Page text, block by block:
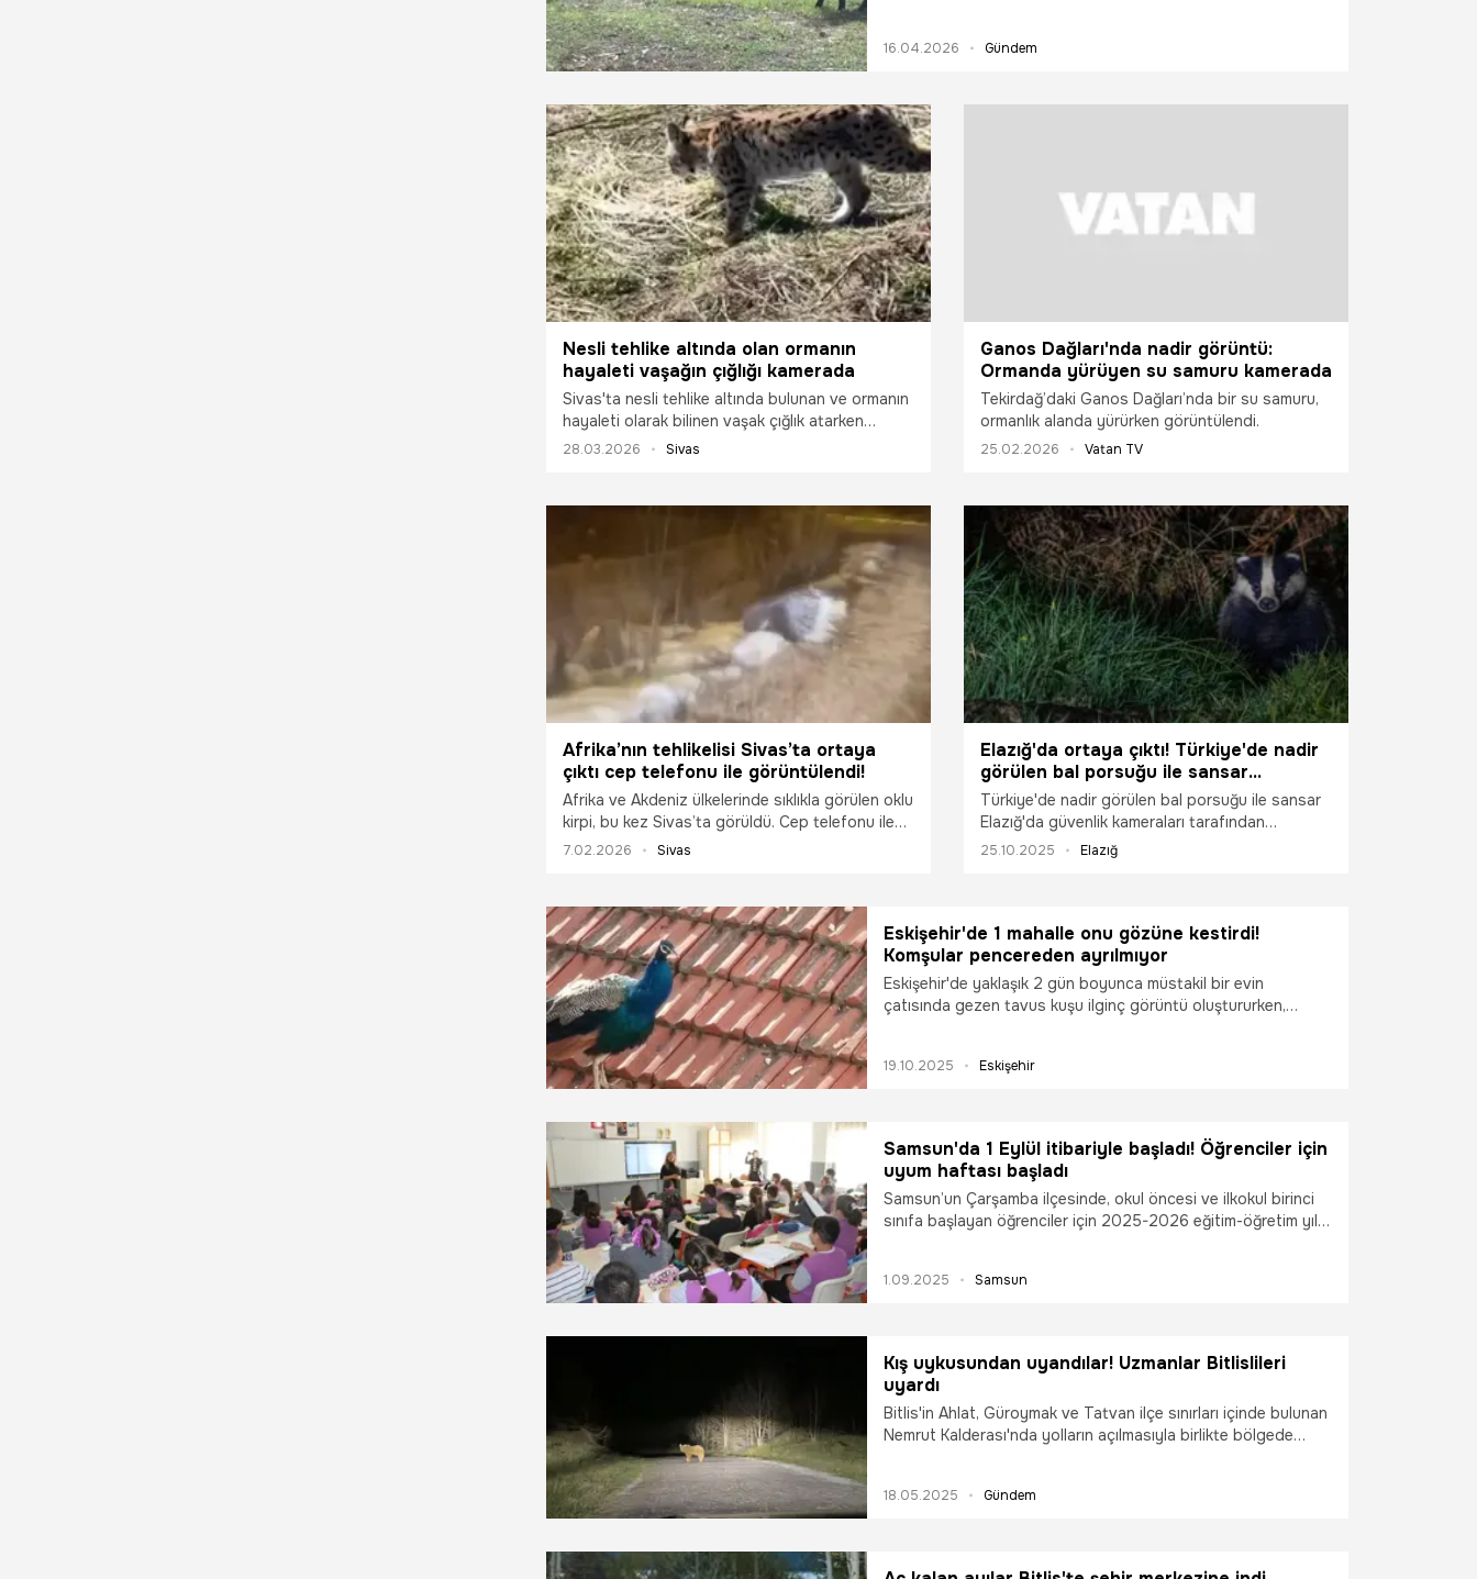
16.04.2026 Gündem
Nesli tehlike altında olan ormanın
hayaleti vaşağın çığlığı kamerada
Sivas'ta nesli tehlike altında bulunan ve ormanın
hayaleti olarak bilinen vaşak çığlık atarken
görüntülendi.
28.03.2026 Sivas
Ganos Dağları'nda nadir görüntü:
Ormanda yürüyen su samuru kamerada
Tekirdağ’daki Ganos Dağları’nda bir su samuru,
ormanlık alanda yürürken görüntülendi.
25.02.2026 Vatan TV
Afrika’nın tehlikelisi Sivas’ta ortaya
çıktı cep telefonu ile görüntülendi!
Afrika ve Akdeniz ülkelerinde sıklıkla görülen oklu
kirpi, bu kez Sivas’ta görüldü. Cep telefonu ile
görüntülenen kirpi, bir süre sonra gözden
7.02.2026 Sivas
Elazığ'da ortaya çıktı! Türkiye'de nadir
görülen bal porsuğu ile sansar
kamerada
Türkiye'de nadir görülen bal porsuğu ile sansar
Elazığ'da güvenlik kameraları tarafından
görüntülendi
25.10.2025 Elazığ
Eskişehir'de 1 mahalle onu gözüne kestirdi!
Komşular pencereden ayrılmıyor
Eskişehir'de yaklaşık 2 gün boyunca müstakil bir evin
çatısında gezen tavus kuşu ilginç görüntü oluştururken,
19.10.2025 Eskişehir
Samsun'da 1 Eylül itibariyle başladı! Öğrenciler için
uyum haftası başladı
Samsun’un Çarşamba ilçesinde, okul öncesi ve ilkokul birinci
sınıfa başlayan öğrenciler için 2025-2026 eğitim-öğretim yılı
1.09.2025 Samsun
Kış uykusundan uyandılar! Uzmanlar Bitlislileri
uyardı
Bitlis'in Ahlat, Güroymak ve Tatvan ilçe sınırları içinde bulunan
Nemrut Kalderası'nda yolların açılmasıyla birlikte bölgede
da yoğun ilgi görürken, halk tarafından Nemrut'un maskotları
18.05.2025 Gündem